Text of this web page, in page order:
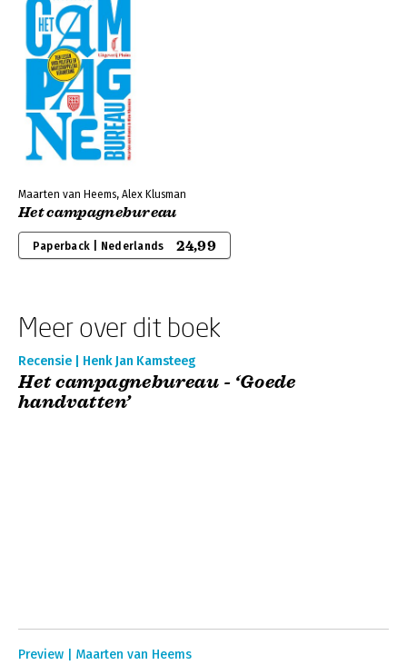
Maarten van Heems, Alex Klusman
Het campagnebureau
Paperback | Nederlands 24,99
Meer over dit boek
Recensie | Henk Jan Kamsteeg
Het campagnebureau - ‘Goede
handvatten’
Preview | Maarten van Heems